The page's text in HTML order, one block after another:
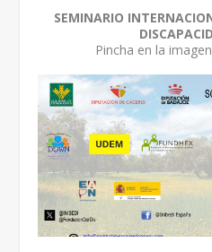
SEMINARIO
Pincha en la